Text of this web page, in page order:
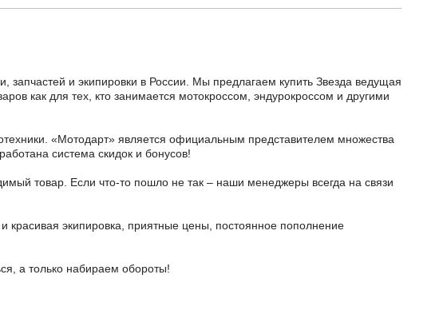
запчастей и экипировки в России. Мы предлагаем купить Звезда ведущая
как для тех, кто занимается мотокроссом, эндурокроссом и другими
«Мотодарт» является официальным представителем множества
система скидок и бонусов!
товар. Если что-то пошло не так – наши менеджеры всегда на связи
экипировка, приятные цены, постоянное пополнение
а только набираем обороты!